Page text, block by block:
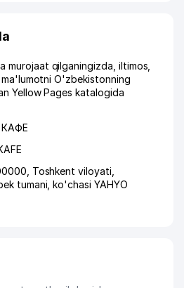
murojaat qilganingizda, iltimos,
O'zbekistonning
Yellow Pages katalogida
КАФЕ
Toshkent viloyati
tumani ,ko'chasi YAHYO